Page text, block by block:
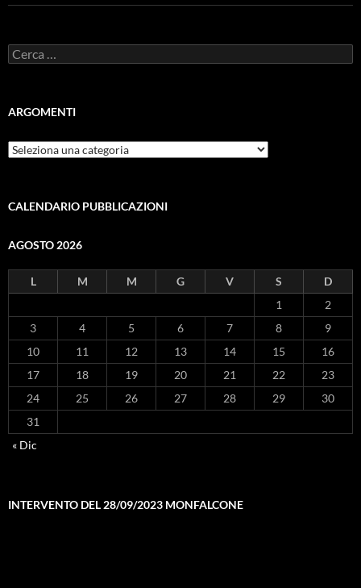
Ricerca
per:
ARGOMENTI
ARGOMENTI
CALENDARIO PUBBLICAZIONI
AGOSTO 2026
L M M G V S
D
1
2
3
4 5 6 7 8
9
10
11 12 13 14 15
16
17
18 19 20 21 22
23
24
25 26 27 28 29
30
31
« Dic
INTERVENTO DEL 28/09/2023 MONFALCONE